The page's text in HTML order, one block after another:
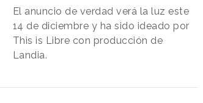
El anuncio de verdad verá la luz este
14 de diciembre y ha sido ideado por
This is Libre con producción de
Landia.